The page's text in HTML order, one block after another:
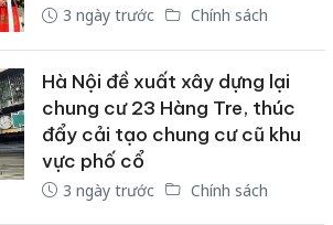
3 ngày trước Chính sách
Hà Nội đề xuất xây dựng lại
chung cư 23 Hàng Tre, thúc
đẩy cải tạo chung cư cũ khu
vực phố cổ
3 ngày trước Chính sách